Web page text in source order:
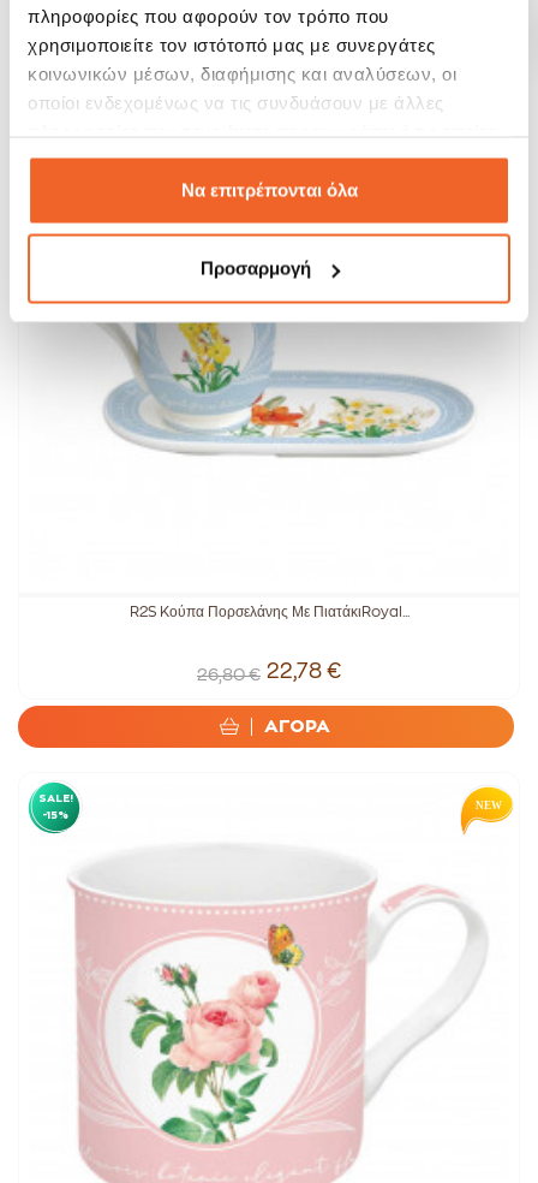
πληροφορίες που αφορούν τον τρόπο που
χρησιμοποιείτε τον ιστότοπό μας με συνεργάτες
κοινωνικών μέσων, διαφήμισης και αναλύσεων, οι
οποίοι ενδεχομένως να τις συνδυάσουν με άλλες
έχουν συλλέξει σε σχέση με την από μέρους σας χρήση
των υπηρεσιών τους.Να επιτρέπονται όλα
Προσαρμογή
ΑΓΟΡΑ
R2S Kούπα Πορσελάνης Με ΠιατάκιRoyal...
26,80 € 22,78 €
ΑΓΟΡΑ
SALE!
-15%